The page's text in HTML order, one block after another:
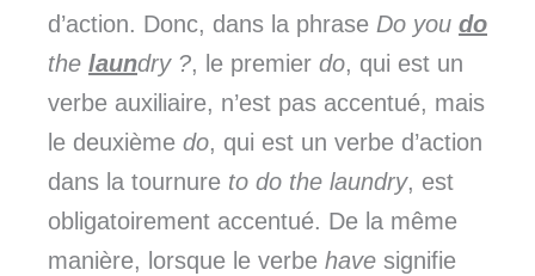
d’action. Donc, dans la phrase Do you do
the laundry ?, le premier do, qui est un
verbe auxiliaire, n’est pas accentué, mais
le deuxième do, qui est un verbe d’action
dans la tournure to do the laundry, est
obligatoirement accentué. De la même
manière, lorsque le verbe have signifie